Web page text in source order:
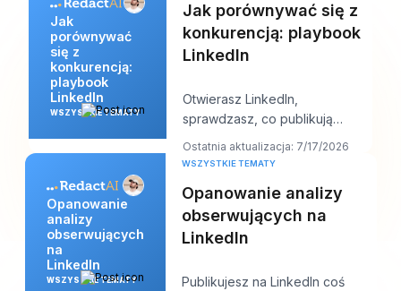
Jak
porównywać
się z
konkurencją:
playbook
LinkedIn
WSZYSTKIE TEMATY
Jak porównywać się z
konkurencją: playbook
LinkedIn
Otwierasz LinkedIn,
sprawdzasz, co publikują
osoby z Twojej niszy, i w ciągu
dziesięciu minut masz j
Ostatnia aktualizacja: 7/17/2026
Opanowanie
analizy
obserwujących
na
LinkedIn
WSZYSTKIE TEMATY
WSZYSTKIE TEMATY
Opanowanie analizy
obserwujących na
LinkedIn
Publikujesz na LinkedIn coś